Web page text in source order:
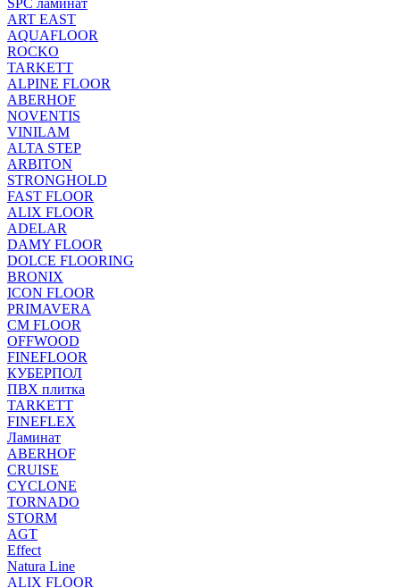
SPC ламинат
ART EAST
AQUAFLOOR
ROCKO
TARKETT
ALPINE FLOOR
ABERHOF
NOVENTIS
VINILAM
ALTA STEP
ARBITON
STRONGHOLD
FAST FLOOR
ALIX FLOOR
ADELAR
DAMY FLOOR
DOLCE FLOORING
BRONIX
ICON FLOOR
PRIMAVERA
CM FLOOR
OFFWOOD
FINEFLOOR
КУБЕРПОЛ
ПВХ плитка
TARKETT
FINEFLEX
Ламинат
ABERHOF
CRUISE
CYCLONE
TORNADO
STORM
AGT
Effect
Natura Line
ALIX FLOOR